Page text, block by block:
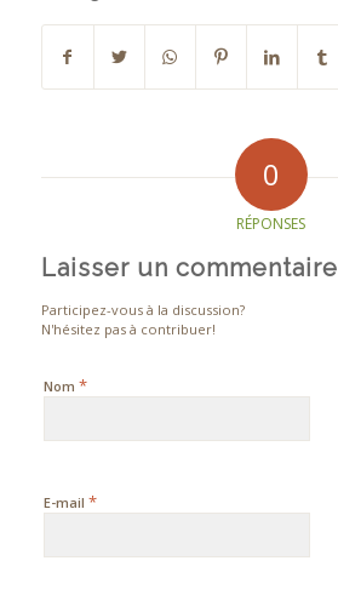
0
RÉPONSES
Laisser un commentaire
Participez-vous à la discussion?
N'hésitez pas à contribuer!
Nom *
E-mail *